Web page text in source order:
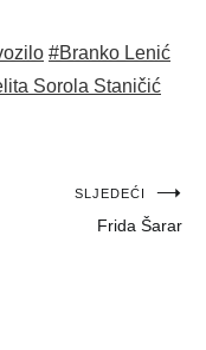
#Branko Lenić
Sorola Staničić
SLJEDEĆI
Frida Šarar